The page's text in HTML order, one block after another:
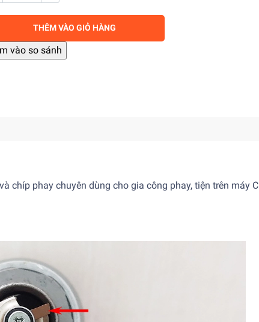
THÊM VÀO GIỎ HÀNG
chíp phay chuyên dùng cho gia công phay, tiện trên máy